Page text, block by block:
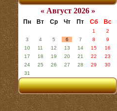
« Август 2026 »
Пн Вт Ср Чт Пт Сб Вс
1
2
3
4 5 6 7 8
9
10
11 12 13 14 15
16
17
18 19 20 21 22
23
24
25 26 27 28 29
30
31